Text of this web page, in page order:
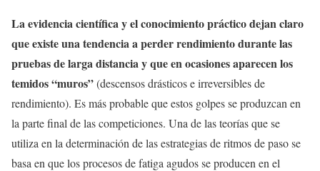
La evidencia científica y el conocimiento práctico dejan claro
que existe una tendencia a perder rendimiento durante las
pruebas de larga distancia y que en ocasiones aparecen los
temidos “muros”(descensos drásticos e irreversibles de
rendimiento). Es más probable que estos golpes se produzcan en
la parte final de las competiciones. Una de las teorías que se
utiliza en la determinación de las estrategias de ritmos de paso se
basa en que los procesos de fatiga agudos se producen en el